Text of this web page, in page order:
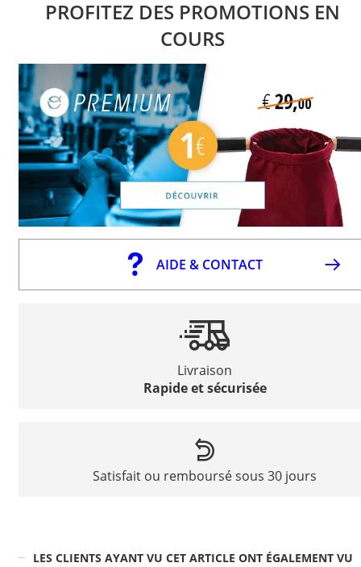
PROFITEZ DES PROMOTIONS EN
COURS
AIDE & CONTACT
Livraison
Rapide et sécurisée
Satisfait ou remboursé sous 30 jours
LES CLIENTS AYANT VU CET ARTICLE ONT ÉGALEMENT VU